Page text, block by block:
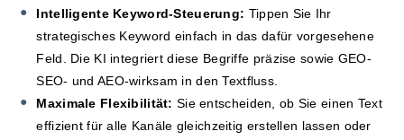
Intelligente Keyword-Steuerung: Tippen Sie Ihr
strategisches Keyword einfach in das dafür vorgesehene
Feld. Die KI integriert diese Begriffe präzise sowie GEO-
SEO- und AEO-wirksam in den Textfluss.
Maximale Flexibilität: Sie entscheiden, ob Sie einen Text
effizient für alle Kanäle gleichzeitig erstellen lassen oder